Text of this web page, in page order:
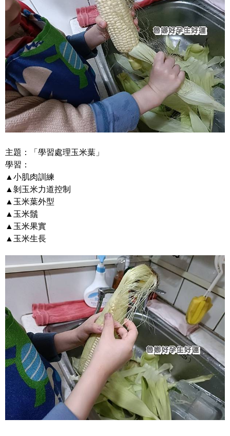
主題：「學習處理玉米葉」
學習：
▲小肌肉訓練
▲剝玉米力道控制
▲玉米葉外型
▲玉米鬚
▲玉米果實
▲玉米生長